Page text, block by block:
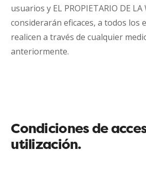
usuarios y EL PROPIETARIO DE LA
considerarán eficaces, a todos los
realicen a través de cualquier
anteriormente.
Condiciones de
utilización.